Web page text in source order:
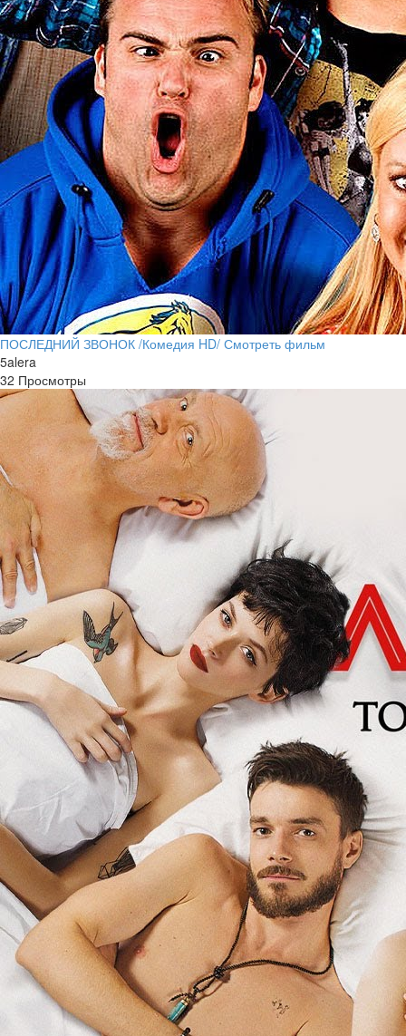
ПОСЛЕДНИЙ ЗВОНОК /Комедия HD/ Смотреть фильм
5alera
32 Просмотры